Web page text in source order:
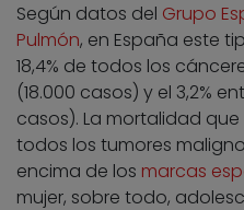
Según datos del Grupo
Pulmón, en España este
18,4% de todos los
(18.000 casos) y el 3,2%
casos). La mortalidad
todos los tumores
encima de los marcas
mujer, sobre todo,